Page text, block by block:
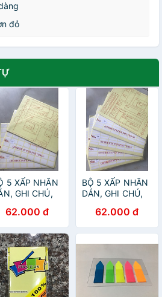
đỏ
5 XẤP NHÃN
GHI CHÚ,
62.000 đ
BỘ 5 XẤP NHÃN
DÁN, GHI CHÚ,
NO.99
62.000 đ